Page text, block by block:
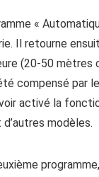
«
Il retourne
(20-50
compensé par
activé la
modèles.